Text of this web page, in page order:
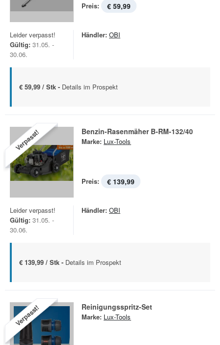
Preis: € 59,99
Leider verpasst!
Gültig: 31.05. -
30.06.
Händler: OBI
€ 59,99 / Stk - Details im Prospekt
Verpasst! Benzin-Rasenmäher B-RM-132/40
Marke: Lux-Tools
Preis: € 139,99
Leider verpasst!
Gültig: 31.05. -
30.06.
Händler: OBI
€ 139,99 / Stk - Details im Prospekt
Verpasst! Reinigungsspritz-Set
Marke: Lux-Tools